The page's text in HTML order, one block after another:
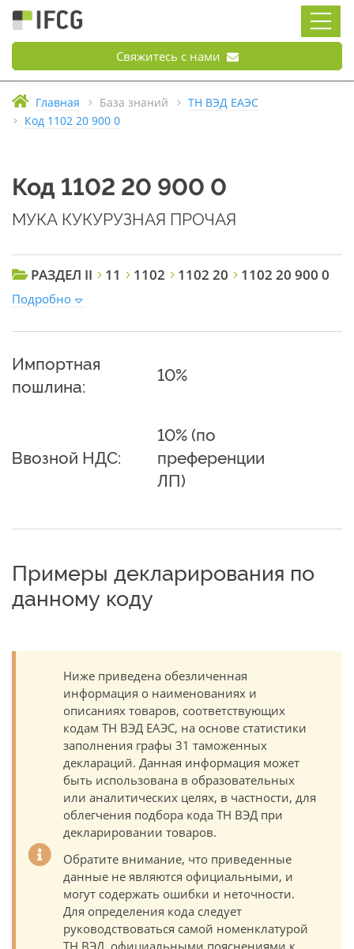
Свяжитесь с нами
Главная База знаний
ТН ВЭД ЕАЭС
Код 1102 20 900 0
Код 1102 20 900 0
МУКА КУКУРУЗНАЯ ПРОЧАЯ
РАЗДЕЛ II 11 1102 1102 20 1102 20 900 0
Подробно
Импортная
пошлина:
10%
Ввозной НДС:
10% (по
преференции
ЛП)
Примеры декларирования по
данному коду
Ниже приведена обезличенная
информация о наименованиях и
описаниях товаров, соответствующих
кодам ТН ВЭД ЕАЭС, на основе статистики
заполнения графы 31 таможенных
деклараций. Данная информация может
быть использована в образовательных
или аналитических целях, в частности, для
облегчения подбора кода ТН ВЭД при
декларировании товаров.
Обратите внимание, что приведенные
данные не являются официальными, и
могут содержать ошибки и неточности.
Для определения кода следует
руководствоваться самой номенклатурой
ТН ВЭД, официальными пояснениями к